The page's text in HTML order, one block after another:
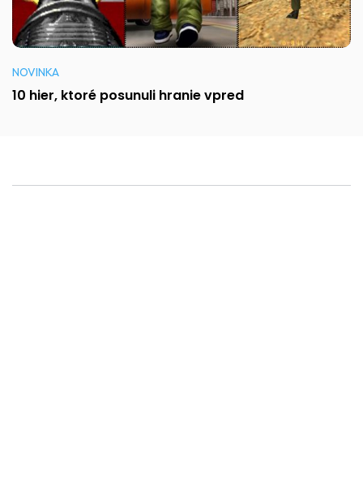
NOVINKA
10 hier, ktoré posunuli hranie vpred